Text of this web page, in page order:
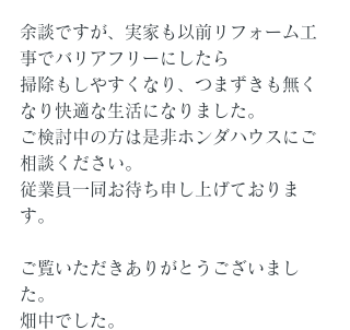
余談ですが、実家も以前リフォーム工
事でバリアフリーにしたら
掃除もしやすくなり、つまずきも無く
なり快適な生活になりました。
ご検討中の方は是非ホンダハウスにご
相談ください。
従業員一同お待ち申し上げておりま
す。
ご覧いただきありがとうございまし
た。
畑中でした。